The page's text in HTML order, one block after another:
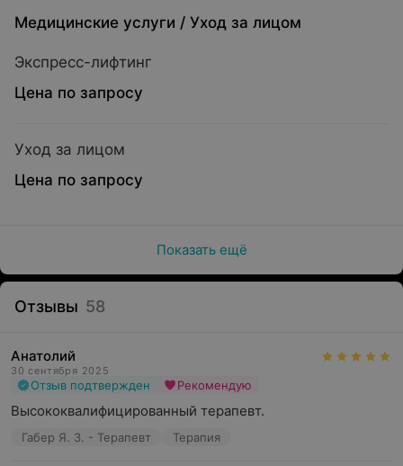
Медицинские услуги / Уход за лицом
Экспресс-лифтинг
Цена по запросу
Уход за лицом
Цена по запросу
Показать ещё
Отзывы 58
Анатолий
30 сентября 2025
Отзыв подтвержден Рекомендую
Высококвалифицированный терапевт.
Габер Я. З. - Терапевт Терапия